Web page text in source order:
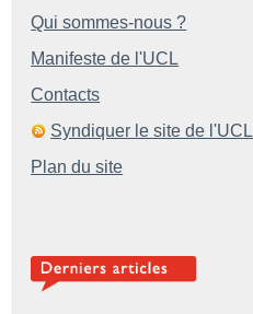
Qui sommes-nous ?
Manifeste de l'UCL
Contacts
Syndiquer le site de l'UCL
Plan du site